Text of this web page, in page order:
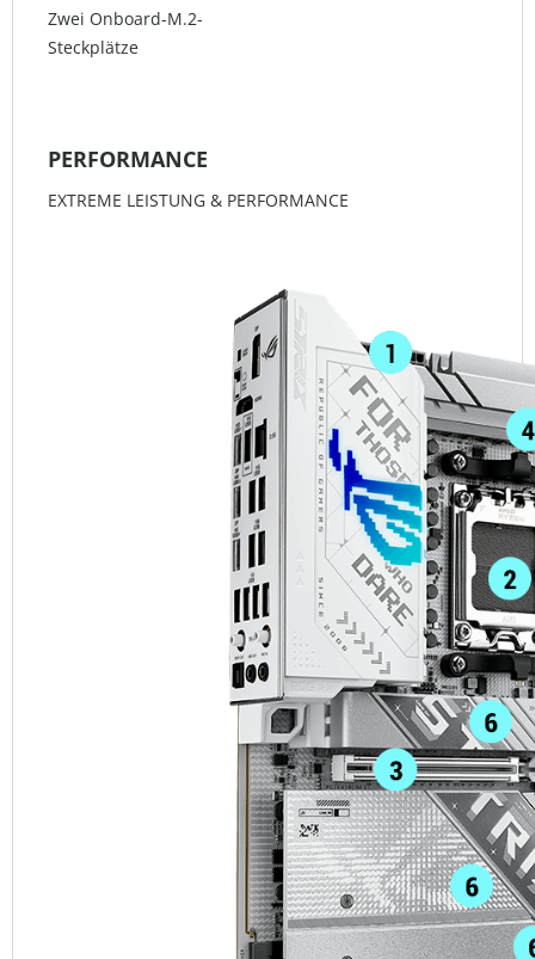
Zwei Onboard-M.2-
Steckplätze
PERFORMANCE
EXTREME LEISTUNG & PERFORMANCE